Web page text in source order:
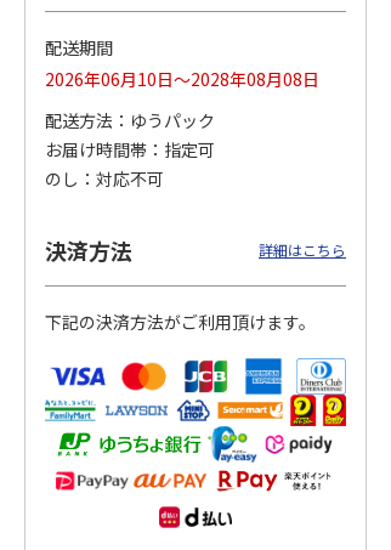
コーデュロイ生地ラ
キティ KCOB2
2,200円
(送料別・税込)
八角形ステンレスマ
配送期間
2026年06月10日～2028年08月08日
配送方法
ゆうパック
お届け時間帯
指定可
のし
対応不可
決済方法 詳細はこちら
下記の決済方法がご利用頂けます。